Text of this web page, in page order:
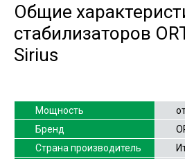
Общие
стабилизаторов
Sirius
Мощность
Бренд
Страна производитель